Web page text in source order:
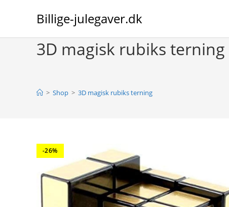
Billige-julegaver.dk
3D magisk rubiks terning
> Shop > 3D magisk rubiks terning
-26%